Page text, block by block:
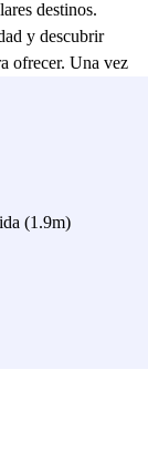
destinos.
y descubrir
ofrecer. Una vez
de la ciudad
de
regionales
Con
la
(1.9m)